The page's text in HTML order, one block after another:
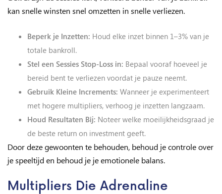
kan snelle winsten snel omzetten in snelle verliezen.
Beperk je Inzetten: Houd elke inzet binnen 1–3% van je
totale bankroll.
Stel een Sessies Stop‑Loss in: Bepaal vooraf hoeveel je
bereid bent te verliezen voordat je pauze neemt.
Gebruik Kleine Increments: Wanneer je experimenteert
met hogere multipliers, verhoog je inzetten langzaam.
Houd Resultaten Bij: Noteer welke moeilijkheidsgraad je
de beste return on investment geeft.
Door deze gewoonten te behouden, behoud je controle over
je speeltijd en behoud je je emotionele balans.
Multipliers Die Adrenaline